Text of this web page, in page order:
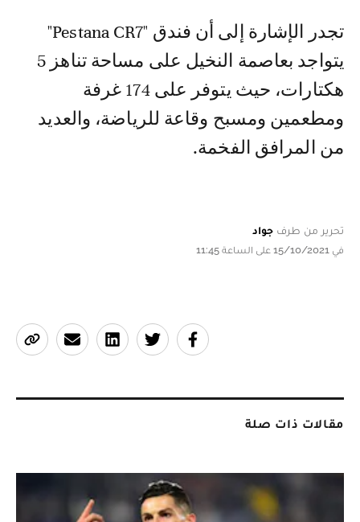
تجدر الإشارة إلى أن فندق "Pestana CR7"
يتواجد بعاصمة النخيل على مساحة تناهز 5
هكتارات، حيث يتوفر على 174 غرفة
ومطعمين ومسبح وقاعة للرياضة، والعديد
من المرافق الفخمة.
تحرير من طرف جواد
في 15/10/2021 على الساعة 11:45
مقالات ذات صلة